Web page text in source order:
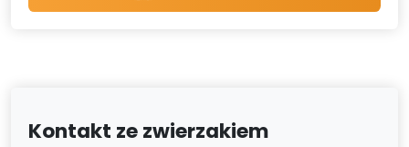
Kontakt ze zwierzakiem